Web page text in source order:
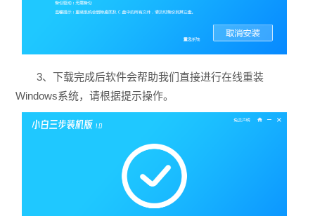
3、下载完成后软件会帮助我们直接进行在线重装
Windows系统，请根据提示操作。